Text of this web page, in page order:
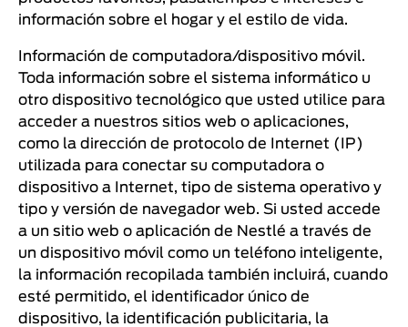
información sobre el hogar y el estilo de vida.
Información de computadora/dispositivo móvil.
Toda información sobre el sistema informático u
otro dispositivo tecnológico que usted utilice para
acceder a nuestros sitios web o aplicaciones,
como la dirección de protocolo de Internet (IP)
utilizada para conectar su computadora o
dispositivo a Internet, tipo de sistema operativo y
tipo y versión de navegador web. Si usted accede
a un sitio web o aplicación de Nestlé a través de
un dispositivo móvil como un teléfono inteligente,
la información recopilada también incluirá, cuando
esté permitido, el identificador único de
dispositivo, la identificación publicitaria, la